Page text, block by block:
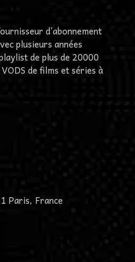
d’abonnement
plusieurs années
de plus de 20000
de films et séries à
Paris, France